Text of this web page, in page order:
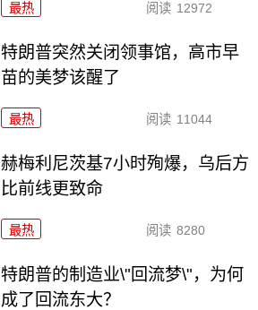
最热 阅读 12972
特朗普突然关闭领事馆，高市早
苗的美梦该醒了
最热 阅读 11044
赫梅利尼茨基7小时殉爆，乌后方
比前线更致命
最热 阅读 8280
特朗普的制造业\"回流梦\"，为何
成了回流东大？